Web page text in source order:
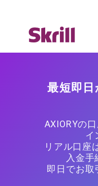
最短即
AXIORYの
イ
リアル口座
入金手
即日でお取